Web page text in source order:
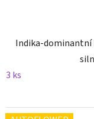
Indika-dominantní
3 ks